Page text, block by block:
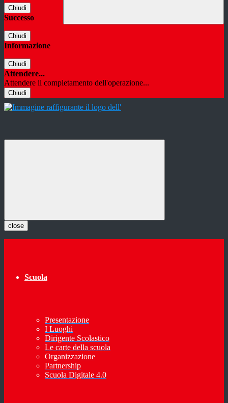
Chiudi
Successo
Chiudi
Informazione
Chiudi
Attendere...
Attendere il completamento dell'operazione...
Chiudi
close
Scuola
Presentazione
I Luoghi
Dirigente Scolastico
Le carte della scuola
Organizzazione
Partnership
Scuola Digitale 4.0